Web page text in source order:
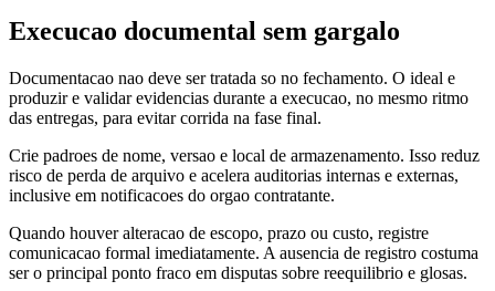
Execucao documental sem gargalo
Documentacao nao deve ser tratada so no fechamento. O ideal e
produzir e validar evidencias durante a execucao, no mesmo ritmo
das entregas, para evitar corrida na fase final.
Crie padroes de nome, versao e local de armazenamento. Isso reduz
risco de perda de arquivo e acelera auditorias internas e externas,
inclusive em notificacoes do orgao contratante.
Quando houver alteracao de escopo, prazo ou custo, registre
comunicacao formal imediatamente. A ausencia de registro costuma
ser o principal ponto fraco em disputas sobre reequilibrio e glosas.